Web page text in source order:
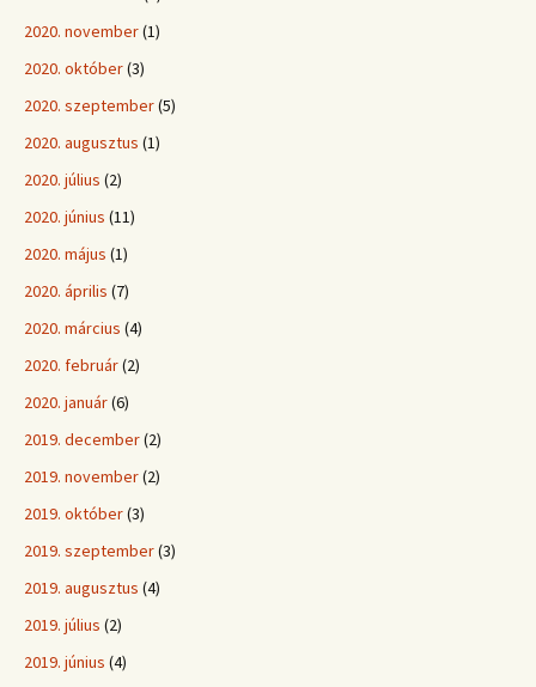
2020. november(1)
2020. október(3)
2020. szeptember(5)
2020. augusztus (1)
2020. július (2)
2020. június (11)
2020. május (1)
2020. április (7)
2020. március (4)
2020. február(2)
2020. január(6)
2019. december(2)
2019. november(2)
2019. október(3)
2019. szeptember(3)
2019. augusztus (4)
2019. július (2)
2019. június (4)